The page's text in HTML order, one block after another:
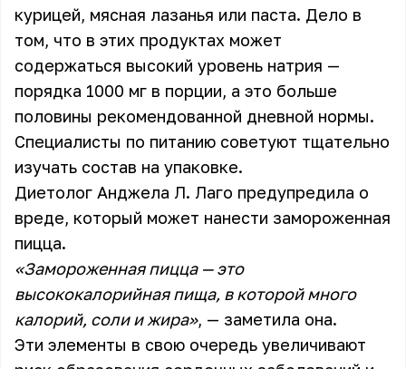
курицей, мясная лазанья или паста. Дело в
том, что в этих продуктах может
содержаться высокий уровень натрия —
порядка 1000 мг в порции, а это больше
половины рекомендованной дневной нормы.
Специалисты по питанию советуют тщательно
изучать состав на упаковке.
Диетолог Анджела Л. Лаго предупредила о
вреде, который может нанести замороженная
пицца.
«Замороженная пицца — это
высококалорийная пища, в которой много
калорий, соли и жира», — заметила она.
Эти элементы в свою очередь увеличивают